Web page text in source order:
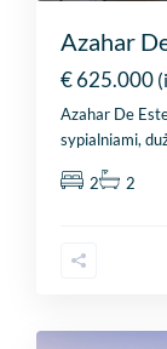
Azahar
€ 625.000
Azahar De
sypialniami,
2 2
+
4